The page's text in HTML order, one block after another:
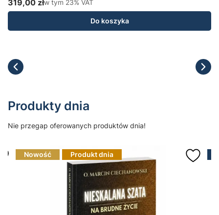
Cena brutto
319,00 złw tym 23% VAT
Do koszyka
Produkty dnia
Nie przegap oferowanych produktów dnia!
Nowość Produkt dnia